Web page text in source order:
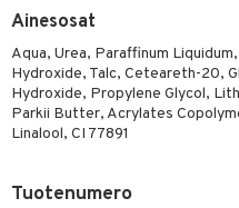
Ainesosat
Aqua, Urea, Paraffinum
Hydroxide, Talc, Ceteareth-20,
Hydroxide, Propylene Glycol,
Parkii Butter, Acrylates
Linalool, CI 77891
Tuotenumero